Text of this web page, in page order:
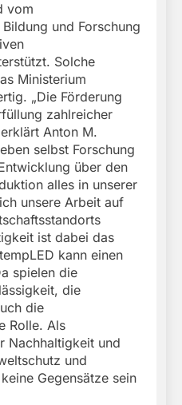
vom
und Forschung
Solche
Ministerium
„Die Förderung
zahlreicher
Anton M.
selbst Forschung
über den
alles in unserer
unsere Arbeit auf
ist dabei das
kann einen
spielen die
die
die
Rolle. Als
Nachhaltigkeit und
und
Gegensätze sein